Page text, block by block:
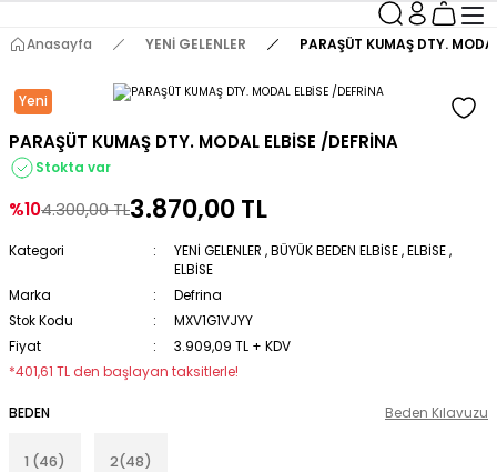
Anasayfa YENİ GELENLER PARAŞÜT KUMAŞ DTY.
Yeni
PARAŞÜT KUMAŞ DTY. MODAL ELBİSE /DEFRİNA
Stokta var
%104.300,00 TL3.870,00 TL
Kategori YENİ GELENLER ,BÜYÜK BEDEN ELBİSE ,ELBİSE ,
ELBİSE
Marka
Defrina
Stok Kodu
MXV1G1VJYY
Fiyat
3.909,09 TL + KDV
*401,61 TL den başlayan taksitlerle!
BEDEN
1 (46) 2(48)
Beden Kılavuzu